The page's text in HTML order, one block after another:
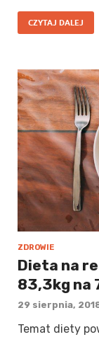
CZYTAJ DALEJ
ZDROWIE
Dieta na
83,3kg na
29 sierpnia,
Temat diety